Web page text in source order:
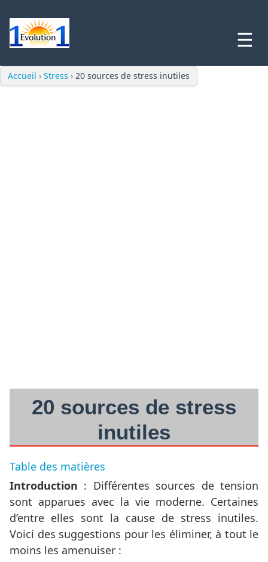
☰
Accueil › Stress › 20 sources de stress inutiles
20 sources de stress
inutiles
Table des matières
Introduction : Différentes sources de tension
sont apparues avec la vie moderne. Certaines
d’entre elles sont la cause de stress inutiles.
Voici des suggestions pour les éliminer, à tout le
moins les amenuiser :